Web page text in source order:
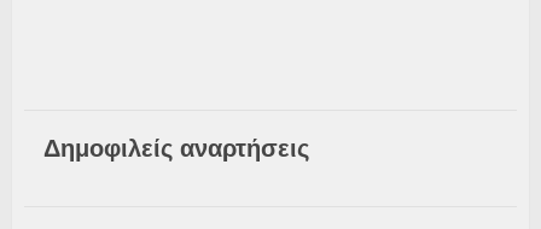
Δημοφιλείς αναρτήσεις